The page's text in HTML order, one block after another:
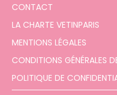
CONTACT
LA CHARTE VETINPARIS
MENTIONS LÉGALES
CONDITIONS GÉNÉRALES
POLITIQUE DE